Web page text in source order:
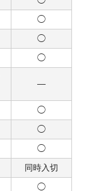
◯
◯
◯
―
◯
◯
◯
同時入切
◯